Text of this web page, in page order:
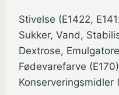
Stivelse (E1422,
Sukker, Vand,
Dextrose,
Fødevarefarve